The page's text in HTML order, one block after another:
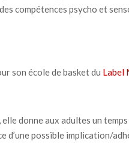
compétences psycho et
son école de basket du Label
donne aux adultes un
possible implication/